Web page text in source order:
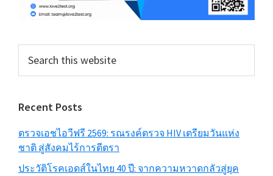
this
Recent Posts
ตรวจเอชไอวีฟรี 2569: รณรงค์ตรวจ HIV เตรียมวันแห่ง
ชาติ สู่สังคมไร้การตีตรา
ประวัติโรคเอดส์ในไทย 40 ปี: จากความหวาดกลัวสู่ยุค